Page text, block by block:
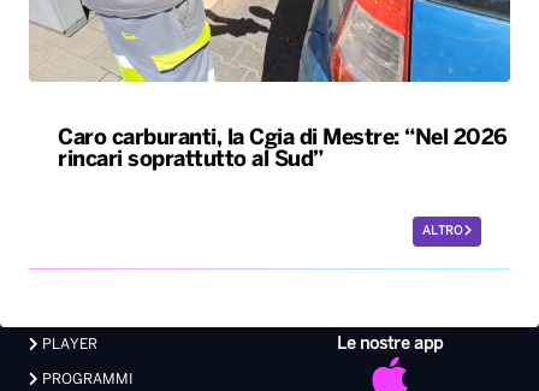
Caro carburanti, la Cgia di Mestre: “Nel 2026
rincari soprattutto al Sud”
ALTRO
Le nostre app
PLAYER
PROGRAMMI